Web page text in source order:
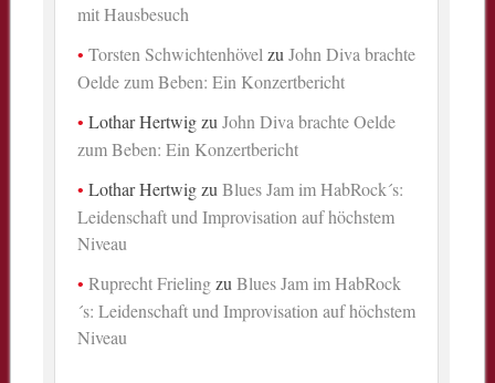
mit Hausbesuch
Torsten Schwichtenhövel zuJohn Diva brachte
Oelde zum Beben: Ein Konzertbericht
Lothar HertwigzuJohn Diva brachte Oelde
zum Beben: Ein Konzertbericht
Lothar HertwigzuBlues Jam im HabRock´s:
Leidenschaft und Improvisation auf höchstem
Niveau
Ruprecht FrielingzuBlues Jam im HabRock
´s: Leidenschaft und Improvisation auf höchstem
Niveau